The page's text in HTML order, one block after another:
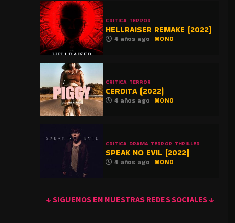
CRITICA TERROR
HELLRAISER REMAKE (2022)
4 años ago MONO
CRITICA TERROR
CERDITA (2022)
4 años ago MONO
CRITICA DRAMA TERROR THRILLER
SPEAK NO EVIL (2022)
4 años ago MONO
↓ SIGUENOS EN NUESTRAS REDES SOCIALES ↓